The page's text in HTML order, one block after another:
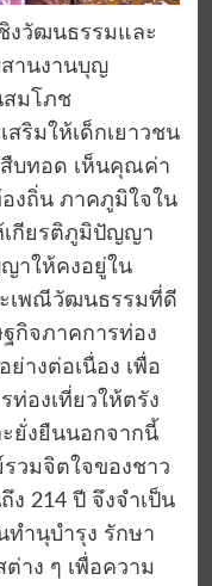
ชิงวัฒนธรรมและ
านงานบุญ
สมโภช
สริมให้เด็กเยาวชน
บทอด เห็นคุณค่า
งถิ่น ภาคภูมิใจใน
เกียรติภูมิปัญญา
าให้คงอยู่ใน
เพณีวัฒนธรรมที่ดี
กิจภาคการท่อง
างต่อเนื่อง เพื่อ
องเที่ยวให้ตรัง
ยั่งยืนนอกจากนี้
วมจิตใจของชาว
ง 214 ปี จึงจำเป็น
ำนุบำรุง รักษา
าง ๆ เพื่อความ